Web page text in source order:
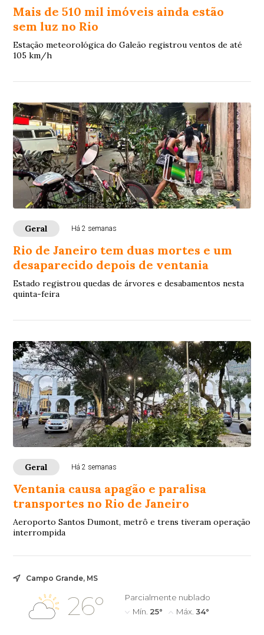
Mais de 510 mil imóveis ainda estão
sem luz no Rio
Estação meteorológica do Galeão registrou ventos de até
105 km/h
Geral Há 2 semanas
Rio de Janeiro tem duas mortes e um
desaparecido depois de ventania
Estado registrou quedas de árvores e desabamentos nesta
quinta-feira
Geral Há 2 semanas
Ventania causa apagão e paralisa
transportes no Rio de Janeiro
Aeroporto Santos Dumont, metrô e trens tiveram operação
interrompida
Campo Grande, MS
26°
Parcialmente nublado
Mín. 25° Máx. 34°